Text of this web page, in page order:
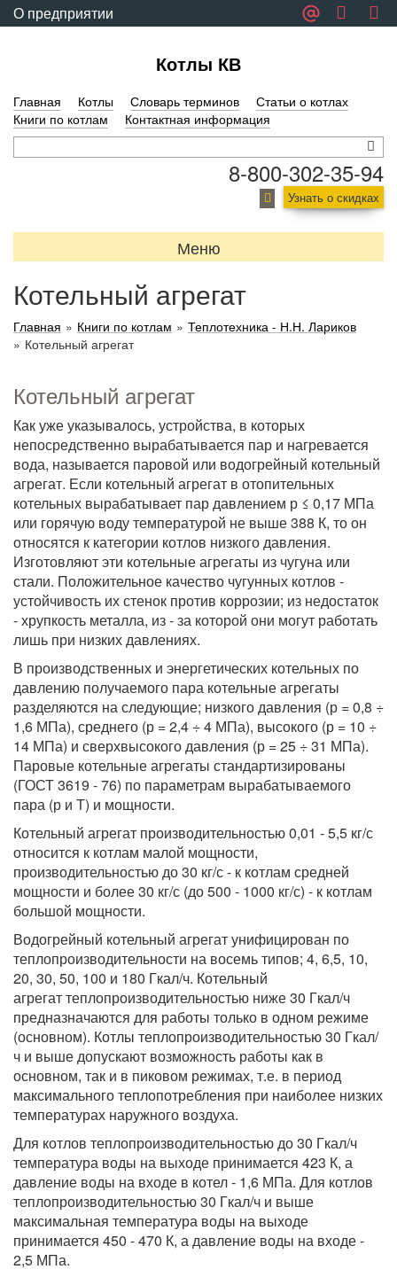
О предприятии
Котлы КВ
Главная Котлы Словарь терминов
Статьи о котлах
Книги по котлам
Контактная информация
8-800-302-35-94
Узнать о скидках
Меню
Котельный агрегат
Главная » Книги по котлам » Теплотехника - Н.Н. Лариков
» Котельный агрегат
Котельный агрегат
Как уже указывалось, устройства, в которых
непосредственно вырабатывается пар и нагревается
вода, называется паровой или водогрейный котельный
агрегат. Если котельный агрегат в отопительных
котельных вырабатывает пар давлением р ≤ 0,17 МПа
или горячую воду температурой не выше 388 К, то он
относятся к категории котлов низкого давления.
Изготовляют эти котельные агрегаты из чугуна или
стали. Положительное качество чугунных котлов -
устойчивость их стенок против коррозии; из недостаток
- хрупкость металла, из - за которой они могут работать
лишь при низких давлениях.
В производственных и энергетических котельных по
давлению получаемого пара котельные агрегаты
разделяются на следующие; низкого давления (р = 0,8 ÷
1,6 МПа), среднего (р = 2,4 ÷ 4 МПа), высокого (р = 10 ÷
14 МПа) и сверхвысокого давления (р = 25 ÷ 31 МПа).
Паровые котельные агрегаты стандартизированы
(ГОСТ 3619 - 76) по параметрам вырабатываемого
пара (р и Т) и мощности.
Котельный агрегат производительностью 0,01 - 5,5 кг/с
относится к котлам малой мощности,
производительностью до 30 кг/с - к котлам средней
мощности и более 30 кг/с (до 500 - 1000 кг/с) - к котлам
большой мощности.
Водогрейный котельный агрегатунифицирован по
теплопроизводительности на восемь типов; 4, 6,5, 10,
20, 30, 50, 100 и 180 Гкал/ч. Котельный
агрегаттеплопроизводительностью ниже 30 Гкал/ч
предназначаются для работы только в одном режиме
(основном). Котлы теплопроизводительностью 30 Гкал/
ч и выше допускают возможность работы как в
основном, так и в пиковом режимах, т.е. в период
максимального теплопотребления при наиболее низких
температурах наружного воздуха.
Для котлов теплопроизводительностью до 30 Гкал/ч
температура воды на выходе принимается 423 К, а
давление воды на входе в котел - 1,6 МПа. Для котлов
теплопроизводительностью 30 Гкал/ч и выше
максимальная температура воды на выходе
принимается 450 - 470 К, а давление воды на входе -
2,5 МПа.